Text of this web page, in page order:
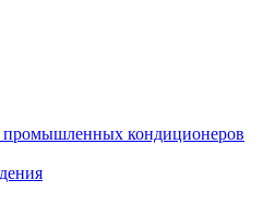
промышленных кондиционеров